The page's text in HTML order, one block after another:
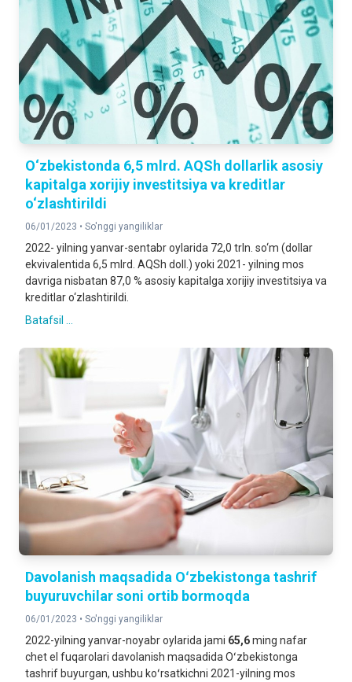
O‘zbekistonda 6,5 mlrd. AQSh dollarlik asosiy
kapitalga xorijiy investitsiya va kreditlar
o‘zlashtirildi
06/01/2023 • So'nggi yangiliklar
2022- yilning yanvar-sentabr oylarida 72,0 trln. so‘m (dollar
ekvivalentida 6,5 mlrd. AQSh doll.) yoki 2021- yilning mos
davriga nisbatan 87,0 % asosiy kapitalga xorijiy investitsiya va
kreditlar o‘zlashtirildi.
Batafsil ...
Davolanish maqsadida Oʻzbekistonga tashrif
buyuruvchilar soni ortib bormoqda
06/01/2023 • So'nggi yangiliklar
2022-yilning yanvar-noyabr oylarida jami 65,6ming nafar
chet el fuqarolari davolanish maqsadida Oʻzbekistonga
tashrif buyurgan, ushbu koʻrsatkichni 2021-yilning mos